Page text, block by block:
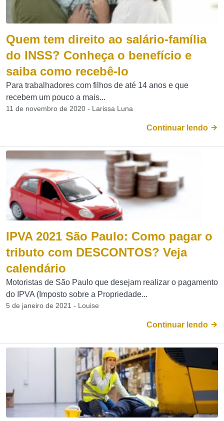
Quem tem direito ao salário-família
do INSS? Conheça o benefício e
saiba como recebê-lo
Para trabalhadores com filhos de até 14 anos e que
recebem um pouco a mais...
11 de novembro de 2020 - Larissa Luna
Continuar lendo
IPVA 2021 São Paulo: Como pagar o
tributo com DESCONTOS? Veja
calendário
Motoristas de São Paulo que desejam realizar o pagamento
do IPVA (Imposto sobre a Propriedade...
5 de janeiro de 2021 - Louise
Continuar lendo